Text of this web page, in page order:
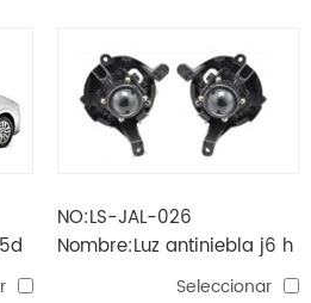
NO:LS-JAL-026
Nombre:Luz antiniebla j6 h
/ b 5d (normal)Seleccionar